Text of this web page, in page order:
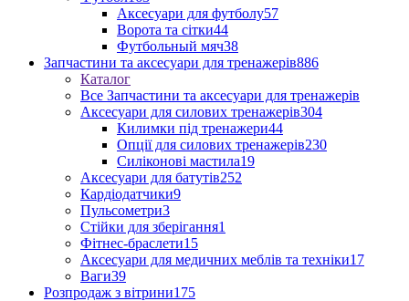
Аксесуари для футболу57
Ворота та сітки44
Футбольный мяч38
Запчастини та аксесуари для тренажерів886
Каталог
Все Запчастини та аксесуари для тренажерів
Аксесуари для силових тренажерів304
Килимки під тренажери44
Опції для силових тренажерів230
Силіконові мастила19
Аксесуари для батутів252
Кардіодатчики9
Пульсометри3
Стійки для зберігання1
Фітнес-браслети15
Аксесуари для медичних меблів та техніки17
Ваги39
Розпродаж з вітрини175